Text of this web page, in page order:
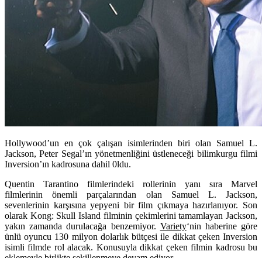
Hollywood’un en çok çalışan isimlerinden biri olan Samuel L.
Jackson, Peter Segal’ın yönetmenliğini üstleneceği bilimkurgu filmi
Inversion’ın kadrosuna dahil 0ldu.
Quentin Tarantino filmlerindeki rollerinin yanı sıra Marvel
filmlerinin önemli parçalarından olan Samuel L. Jackson,
sevenlerinin karşısına yepyeni bir film çıkmaya hazırlanıyor. Son
olarak Kong: Skull Island filminin çekimlerini tamamlayan Jackson,
yakın zamanda durulacağa benzemiyor. Variety‘nin haberine göre
ünlü oyuncu 130 milyon dolarlık bütçesi ile dikkat çeken Inversion
isimli filmde rol alacak. Konusuyla dikkat çeken filmin kadrosu bu